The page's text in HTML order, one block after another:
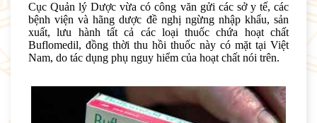
Cục Quản lý Dược vừa có công văn gửi các sở y tế, các
bệnh viện và hãng dược đề nghị ngừng nhập khẩu, sản
xuất, lưu hành tất cả các loại thuốc chứa hoạt chất
Buflomedil, đồng thời thu hồi thuốc này có mặt tại Việt
Nam, do tác dụng phụ nguy hiểm của hoạt chất nói trên.